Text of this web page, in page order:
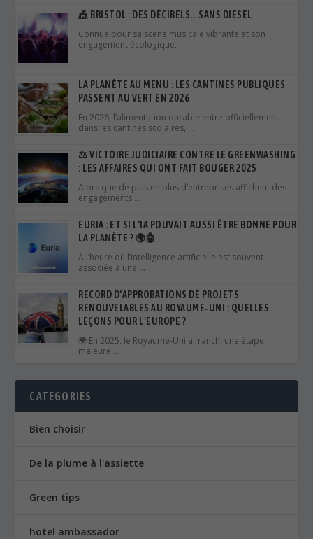
🎪 BRISTOL : DES DÉCIBELS… SANS DIESEL
Connue pour sa scène musicale vibrante et son
engagement écologique, …
LA PLANÈTE AU MENU : LES CANTINES PUBLIQUES
PASSENT AU VERT EN 2026
En 2026, l’alimentation durable entre officiellement
dans les cantines scolaires, …
⚖️ VICTOIRE JUDICIAIRE CONTRE LE GREENWASHING
: LES AFFAIRES QUI ONT FAIT BOUGER 2025
Alors que de plus en plus d’entreprises affichent des
engagements …
EURIA : ET SI L’IA POUVAIT AUSSI ÊTRE BONNE POUR
LA PLANÈTE ? 🌍🤖
À l’heure où l’intelligence artificielle est souvent
associée à une …
RECORD D’APPROBATIONS DE PROJETS
RENOUVELABLES AU ROYAUME‑UNI : QUELLES
LEÇONS POUR L’EUROPE ?
🌍 En 2025, le Royaume‑Uni a franchi une étape
majeure …
CATEGORIES
Bien choisir
De la plume à l'assiette
Green tips
hotel ambassador